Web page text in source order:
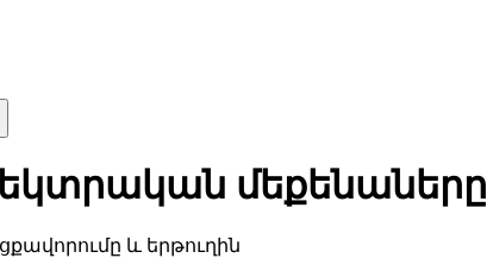
մեքենաները
և երթուղին